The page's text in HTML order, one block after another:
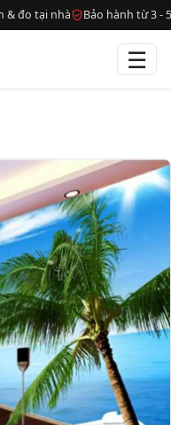
& đo tại nhà Bảo hành từ 3 -
☰